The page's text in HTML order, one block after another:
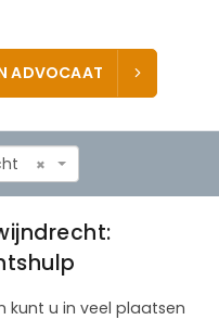
ADVOCAAT
×
kunt u in veel plaatsen